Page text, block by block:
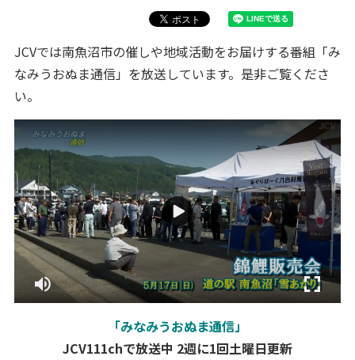
JCVでは南魚沼市の催しや地域活動をお届けする番組「み
なみうおぬま通信」を放送しています。是非ご覧くださ
い。
「みなみうおぬま通信」
JCV111chで放送中 2週に1回土曜日更新